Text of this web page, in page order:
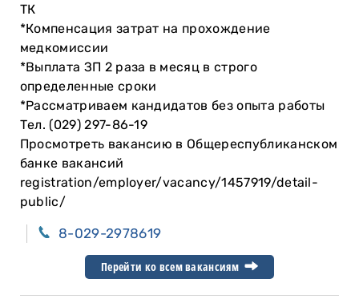
ТК
*Компенсация затрат на прохождение
медкомиссии
*Выплата ЗП 2 раза в месяц в строго
определенные сроки
*Рассматриваем кандидатов без опыта работы
Тел. (029) 297-86-19
Просмотреть вакансию в Общереспубликанском
банке вакансий
registration/employer/vacancy/1457919/detail-
public/
8-029-2978619
Перейти ко всем вакансиям